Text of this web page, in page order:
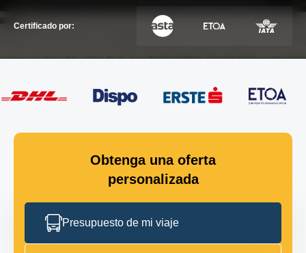
Certificado por:
Obtenga una oferta
personalizada
Presupuesto de mi viaje